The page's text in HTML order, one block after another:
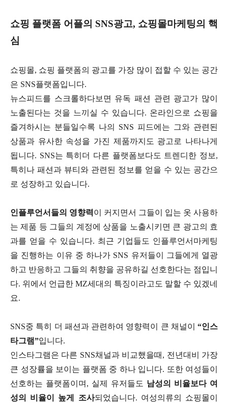
쇼핑 플랫폼 어플의 SNS광고, 쇼핑몰마케팅의 핵
심
쇼핑몰, 쇼핑 플랫폼의 광고를 가장 많이 접할 수 있는 공간
은 SNS플랫폼입니다.
뉴스피드를 스크롤하다보면 유독 패션 관련 광고가 많이
노출된다는 것을 느끼실 수 있습니다. 온라인으로 쇼핑을
즐겨하시는 분들일수록 나의 SNS 피드에는 그와 관련된
상품과 유사한 속성을 가진 제품까지도 광고로 나타나게
됩니다. SNS는 특히더 다른 플랫폼보다도 트렌디한 정보,
특히나 패션과 뷰티와 관련된 정보를 얻을 수 있는 공간으
로 성장하고 있습니다.
인플루언서들의 영향력 이 커지면서 그들이 입는 옷 사용하
는 제품 등 그들의 계정에 상품을 노출시키면 큰 광고의 효
과를 얻을 수 있습니다. 최근 기업들도 인플루언서마케팅
을 진행하는 이유 중 하나가 SNS 유저들이 그들에게 열광
하고 반응하고 그들의 취향을 공유하길 선호한다는 점입니
다. 위에서 언급한 MZ세대의 특징이라고도 말할 수 있겠네
요.
SNS중 특히 더 패션과 관련하여 영향력이 큰 채널이 “인스
타그램”입니다.
인스타그램은 다른 SNS채널과 비교했을때, 전년대비 가장
큰 성장률을 보이는 플랫폼 중 하나 입니다. 또한 여성들이
선호하는 플랫폼이며, 실제 유저들도 남성의 비율보다 여
성의 비율이 높게 조사되었습니다. 여성의류의 쇼핑몰이